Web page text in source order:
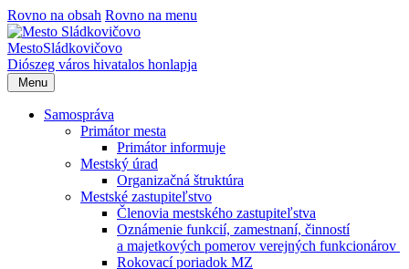
Rovno na obsah Rovno na menu
MestoSládkovičovo
Diószeg város hivatalos honlapja
Menu
Samospráva
Primátor mesta
Primátor informuje
Mestský úrad
Organizačná štruktúra
Mestské zastupiteľstvo
Členovia mestského zastupiteľstva
Oznámenie funkcií, zamestnaní, činností
a majetkových pomerov verejných funkcionárov
Rokovací poriadok MZ